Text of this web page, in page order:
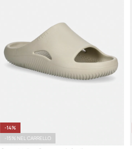
-14%
-15% NEL CARRELLO